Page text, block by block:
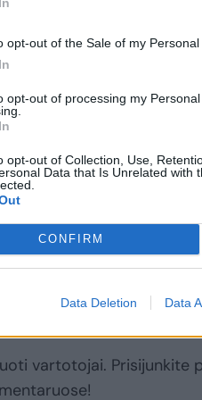
opt-out of the Sale of my Personal
opt-out of processing my
opt-out of Collection, Use,
Data that Is Unrelated with
CONFIRM
Data Deletion Data
finalo mačo buvo
institucijų ir PAO bei
vakarą. Ko
vartotojai. Prisijunkite